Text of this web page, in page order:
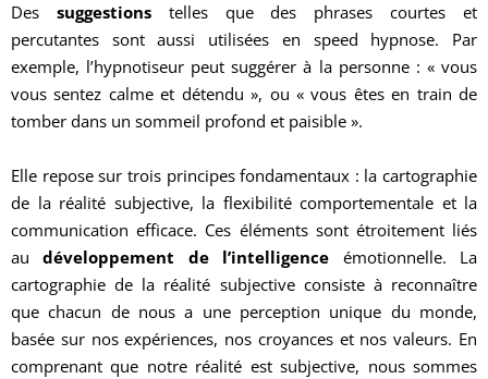
Des suggestionstelles que des phrases courtes et
percutantes sont aussi utilisées en speed hypnose. Par
exemple, l’hypnotiseur peut suggérer à la personne : « vous
vous sentez calme et détendu », ou « vous êtes en train de
tomber dans un sommeil profond et paisible ».
Elle repose sur trois principes fondamentaux : la cartographie
de la réalité subjective, la flexibilité comportementale et la
communication efficace. Ces éléments sont étroitement liés
audéveloppement de l’intelligence émotionnelle. La
cartographie de la réalité subjective consiste à reconnaître
que chacun de nous a une perception unique du monde,
basée sur nos expériences, nos croyances et nos valeurs. En
comprenant que notre réalité est subjective, nous sommes